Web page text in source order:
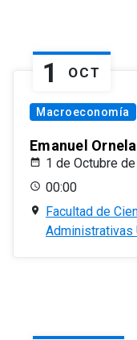
1 OCT
Macroeconomía
Emanuel
1 de Octubre
00:00
Facultad de
Administrativas